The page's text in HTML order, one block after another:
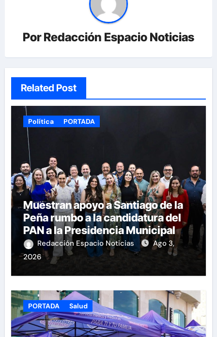
PorRedacción Espacio Noticias
Related Post
Política PORTADA
Muestran apoyo a Santiago de la
Peña rumbo a la candidatura del
PAN a la Presidencia Municipal
Redacción Espacio Noticias
Ago 3,
2026
PORTADA Salud